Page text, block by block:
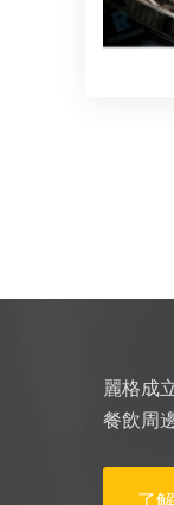
麗格成
餐飲周